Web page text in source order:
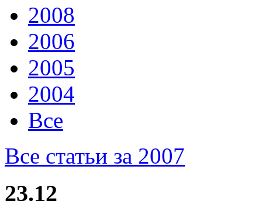
2008
2006
2005
2004
Все
Все статьи за 2007
23.12